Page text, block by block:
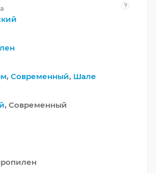
?
, Современный, Шале
, Современный